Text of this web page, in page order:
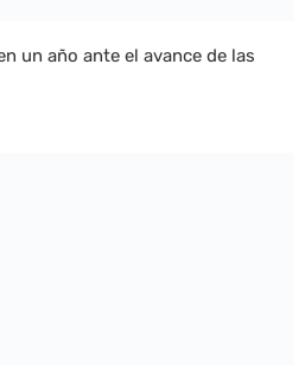
un año ante el avance de las